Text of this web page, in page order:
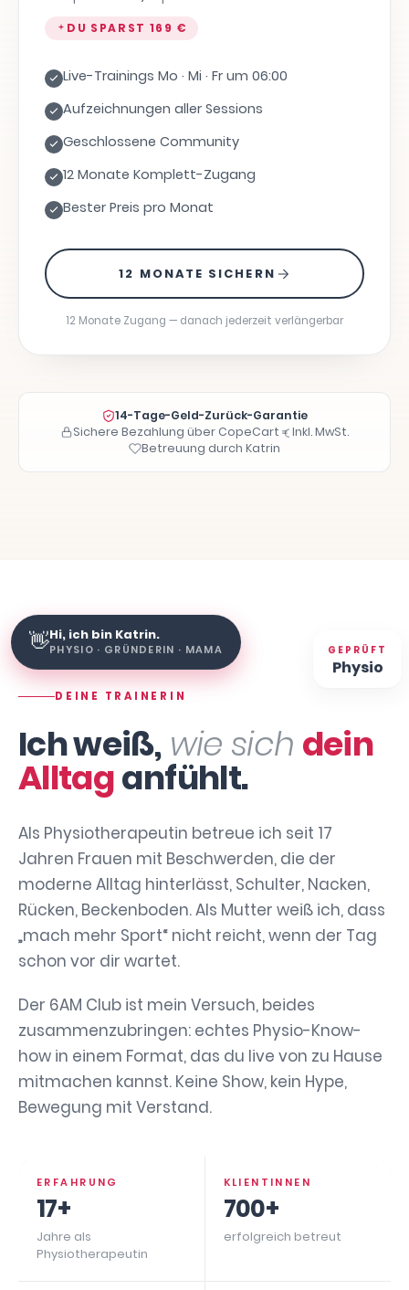
DU SPARST 169 €
Live-Trainings Mo · Mi · Fr um 06:00
Aufzeichnungen aller Sessions
Geschlossene Community
12 Monate Komplett-Zugang
Bester Preis pro Monat
12 MONATE SICHERN
12 Monate Zugang — danach jederzeit verlängerbar
14-Tage-Geld-Zurück-Garantie
Sichere Bezahlung über CopeCart
Inkl. MwSt.
Betreuung durch Katrin
👋Hi, ich bin Katrin.
PHYSIO · GRÜNDERIN · MAMA GEPRÜFT
Physio
DEINE TRAINERIN
Ich weiß, wie sich dein
Alltaganfühlt.
Als Physiotherapeutin betreue ich seit 17
Jahren Frauen mit Beschwerden, die der
moderne Alltag hinterlässt, Schulter, Nacken,
Rücken, Beckenboden. Als Mutter weiß ich, dass
„mach mehr Sport“ nicht reicht, wenn der Tag
schon vor dir wartet.
Der 6AM Club ist mein Versuch, beides
zusammenzubringen: echtes Physio-Know-
how in einem Format, das du live von zu Hause
mitmachen kannst. Keine Show, kein Hype,
Bewegung mit Verstand.
ERFAHRUNG
17+
Jahre als
Physiotherapeutin
KLIENTINNEN
700+
erfolgreich betreut